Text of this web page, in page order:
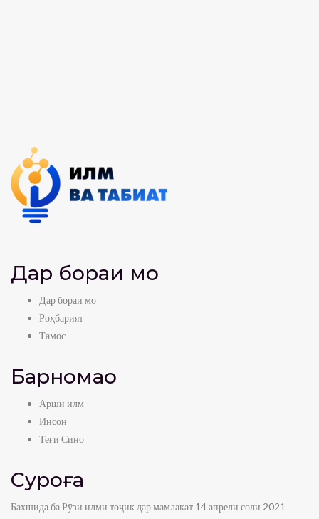
Дар бораи мо
Дар бораи мо
Роҳбарият
Тамос
Барномаҳо
Арши илм
Инсон
Теғи Сино
Суроға
Бахшида ба Рӯзи илми тоҷик дар мамлакат 14 апрели соли 2021